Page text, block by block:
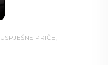
USPJEŠNE PRIČE ,